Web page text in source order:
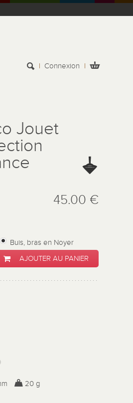
Connexion
Jouet
45.00 €
Buis, bras en Noyer
AJOUTER AU PANIER
20 g